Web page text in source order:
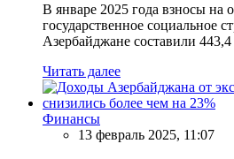
В январе 2025 года взносы на
государственное социальное
Азербайджане составили
Читать далее
Финансы
13 февраль 2025, 11:07